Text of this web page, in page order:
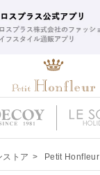
ストア > Petit Honfleur